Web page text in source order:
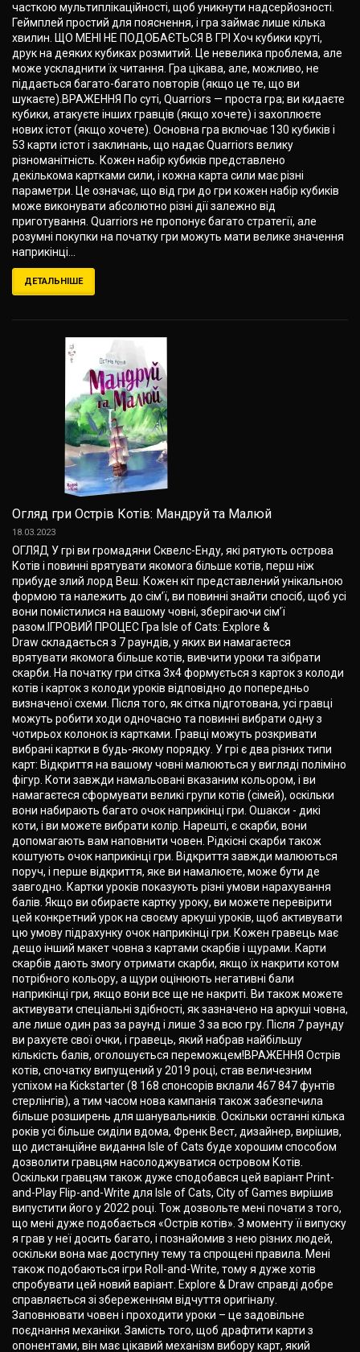
часткою мультиплікаційності, щоб уникнути надсерйозності.
Геймплей простий для пояснення, і гра займає лише кілька
хвилин. ЩО МЕНІ НЕ ПОДОБАЄТЬСЯ В ГРІ Хоч кубики круті,
друк на деяких кубиках розмитий. Це невелика проблема, але
може ускладнити їх читання. Гра цікава, але, можливо, не
піддається багато-багато повторів (якщо це те, що ви
шукаєте).ВРАЖЕННЯ По суті, Quarriors — проста гра; ви кидаєте
кубики, атакуєте інших гравців (якщо хочете) і захоплюєте
нових істот (якщо хочете). Основна гра включає 130 кубиків і
53 карти істот і заклинань, що надає Quarriors велику
різноманітність. Кожен набір кубиків представлено
декількома картками сили, і кожна карта сили має різні
параметри. Це означає, що від гри до гри кожен набір кубиків
може виконувати абсолютно різні дії залежно від
приготування. Quarriors не пропонує багато стратегії, але
розумні покупки на початку гри можуть мати велике значення
наприкінці...
ДЕТАЛЬНІШЕ
Огляд гри Острів Котів: Мандруй та Малюй
18.03.2023
ОГЛЯД У грі ви громадяни Сквелс-Енду, які рятують острова
Котів і повинні врятувати якомога більше котів, перш ніж
прибуде злий лорд Веш. Кожен кіт представлений унікальною
формою та належить до сім’ї, ви повинні знайти спосіб, щоб усі
вони помістилися на вашому човні, зберігаючи сім’ї
разом.ІГРОВИЙ ПРОЦЕС Гра Isle of Cats: Explore &
Draw складається з 7 раундів, у яких ви намагаєтеся
врятувати якомога більше котів, вивчити уроки та зібрати
скарби. На початку гри сітка 3x4 формується з карток з колоди
котів і карток з колоди уроків відповідно до попередньо
визначеної схеми. Після того, як сітка підготована, усі гравці
можуть робити ходи одночасно та повинні вибрати одну з
чотирьох колонок із картками. Гравці можуть розкривати
вибрані картки в будь-якому порядку. У грі є два різних типи
карт: Відкриття на вашому човні малюються у вигляді поліміно
фігур. Коти завжди намальовані вказаним кольором, і ви
намагаєтеся сформувати великі групи котів (сімей), оскільки
вони набирають багато очок наприкінці гри. Ошакси - дикі
коти, і ви можете вибрати колір. Нарешті, є скарби, вони
допомагають вам наповнити човен. Рідкісні скарби також
коштують очок наприкінці гри. Відкриття завжди малюються
поруч, і перше відкриття, яке ви намалюєте, може бути де
завгодно. Картки уроків показують різні умови нарахування
балів. Якщо ви обираєте картку уроку, ви можете перевірити
цей конкретний урок на своєму аркуші уроків, щоб активувати
цю умову підрахунку очок наприкінці гри. Кожен гравець має
дещо інший макет човна з картами скарбів і щурами. Карти
скарбів дають змогу отримати скарби, якщо їх накрити котом
потрібного кольору, а щури оцінюють негативні бали
наприкінці гри, якщо вони все ще не накриті. Ви також можете
активувати спеціальні здібності, як зазначено на аркуші човна,
але лише один раз за раунд і лише 3 за всю гру. Після 7 раунду
ви рахуєте свої очки, і гравець, який набрав найбільшу
кількість балів, оголошується переможцем!ВРАЖЕННЯ Острів
котів, спочатку випущений у 2019 році, став величезним
успіхом на Kickstarter (8 168 спонсорів вклали 467 847 фунтів
стерлінгів), а тим часом нова кампанія також забезпечила
більше розширень для шанувальників. Оскільки останні кілька
років усі більше сиділи вдома, Френк Вест, дизайнер, вирішив,
що дистанційне видання Isle of Cats буде хорошим способом
дозволити гравцям насолоджуватися островом Котів.
Оскільки гравцям також дуже сподобався цей варіант Print-
and-Play Flip-and-Write для Isle of Cats, City of Games вирішив
випустити його у 2022 році. Тож дозвольте мені почати з того,
що мені дуже подобається «Острів котів». З моменту її випуску
я грав у неї досить багато, і познайомив з нею різних людей,
оскільки вона має доступну тему та спрощені правила. Мені
також подобаються ігри Roll-and-Write, тому я дуже хотів
спробувати цей новий варіант. Explore & Draw справді добре
справляється зі збереженням відчуття оригіналу.
Заповнювати човен і проходити уроки – це задовільне
поєднання механіки. Замість того, щоб драфтити карти з
опонентами, він має цікавий механізм вибору карт, який